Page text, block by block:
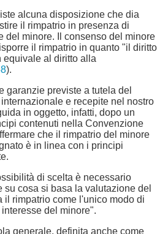
alcuna disposizione che dia
il rimpatrio in presenza di
del minore. Il consenso del minore
il rimpatrio in quanto "il diritto
equivale al diritto alla
).
garanzie previste a tutela del
e recepite nel nostro
in oggetto, infatti, dopo un
contenuti nella Convenzione
che il rimpatrio del minore
è in linea con i principi
di scelta è necessario
su cosa si basa la valutazione del
il rimpatrio come l'unico modo di
del minore".
generale, definita anche come